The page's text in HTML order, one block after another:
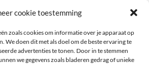
cookie toestemming
zoals cookies om informatie over je apparaat op
We doen dit met als doel om de beste ervaring te
advertenties te tonen. Door in te stemmen
we gegevens zoals bladeren gedrag of unieke
Groningen